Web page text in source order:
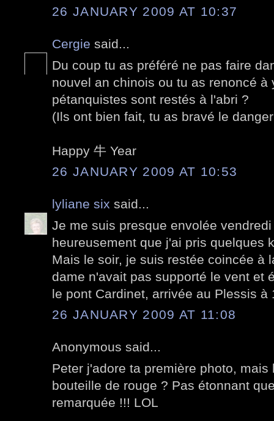
26 JANUARY 2009 AT 10:37
Cergie said...
Du coup tu as préféré ne pas faire
nouvel an chinois ou tu as renoncé à
pétanquistes sont restés à l'abri ?
(Ils ont bien fait, tu as bravé le
Happy 牛 Year
26 JANUARY 2009 AT 10:53
lyliane six said...
Je me suis presque envolée
heureusement que j'ai pris quelques
Mais le soir, je suis restée coincée à
dame n'avait pas supporté le vent et
le pont Cardinet, arrivée au Plessis à
26 JANUARY 2009 AT 11:08
Anonymous said...
Peter j'adore ta première photo,
bouteille de rouge ? Pas étonnant
remarquée !!! LOL